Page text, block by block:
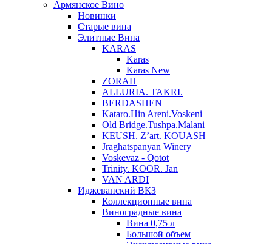
Армянское Вино
Новинки
Старые вина
Элитные Вина
KARAS
Karas
Karas New
ZORAH
ALLURIA. TAKRI.
BERDASHEN
Kataro.Hin Areni.Voskeni
Old Bridge.Tushpa.Malani
KEUSH. Z’art. KOUASH
Jraghatspanyan Winery
Voskevaz - Qotot
Trinity. KOOR. Jan
VAN ARDI
Иджеванский ВКЗ
Коллекционные вина
Виноградные вина
Вина 0,75 л
Большой объем